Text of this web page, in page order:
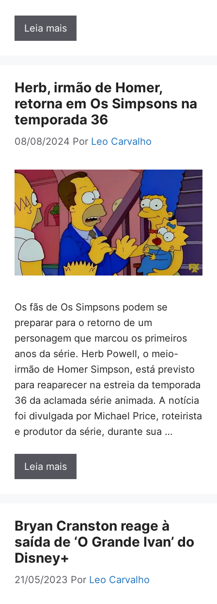
Leia mais
Herb, irmão de Homer,
retorna em Os Simpsons na
temporada 36
08/08/2024 Por Leo Carvalho
Os fãs de Os Simpsons podem se
preparar para o retorno de um
personagem que marcou os primeiros
anos da série. Herb Powell, o meio-
irmão de Homer Simpson, está previsto
para reaparecer na estreia da temporada
36 da aclamada série animada. A notícia
foi divulgada por Michael Price, roteirista
e produtor da série, durante sua …
Leia mais
Bryan Cranston reage à
saída de ‘O Grande Ivan’ do
Disney+
21/05/2023 Por Leo Carvalho